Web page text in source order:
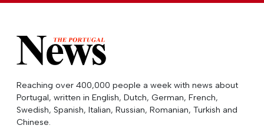
Reaching over 400,000 people a week with news about
Portugal, written in English, Dutch, German, French,
Swedish, Spanish, Italian, Russian, Romanian, Turkish and
Chinese.